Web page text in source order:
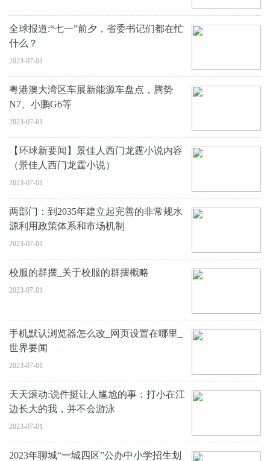
全球报道:“七一”前夕，省委书记们都在忙
什么？
2023-07-01
粤港澳大湾区车展新能源车盘点，腾势
N7、小鹏G6等
2023-07-01
【环球新要闻】景佳人西门龙霆小说内容
（景佳人西门龙霆小说）
2023-07-01
两部门：到2035年建立起完善的非常规水
源利用政策体系和市场机制
2023-07-01
校服的群摆_关于校服的群摆概略
2023-07-01
手机默认浏览器怎么改_网页设置在哪里_
世界要闻
2023-07-01
天天滚动:说件挺让人尴尬的事：打小在江
边长大的我，并不会游泳
2023-07-01
2023年聊城“一城四区”公办中小学招生划